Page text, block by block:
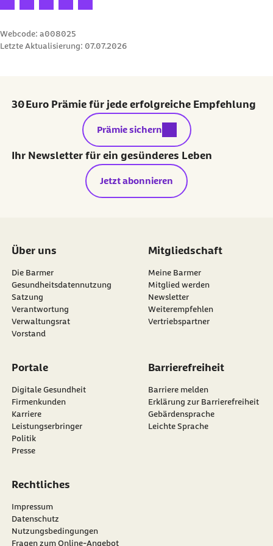
Webcode: a008025
Letzte Aktualisierung: 07.07.2026
30 Euro Prämie für jede erfolgreiche Empfehlung
externer Link:
Prämie sichern
Ihr Newsletter für ein gesünderes Leben
Jetzt abonnieren
Über uns
Die Barmer
Gesundheitsdatennutzung
Satzung
Verantwortung
Verwaltungsrat
Vorstand
Mitgliedschaft
Meine Barmer
Mitglied werden
Newsletter
externer Link:
Weiterempfehlen
Vertriebspartner
Portale
Digitale Gesundheit
Firmenkunden
Karriere
Leistungserbringer
Politik
Presse
Barrierefreiheit
Barriere melden
Erklärung zur Barrierefreiheit
Gebärdensprache
Leichte Sprache
Rechtliches
Impressum
Datenschutz
Nutzungsbedingungen
Fragen zum Online-Angebot